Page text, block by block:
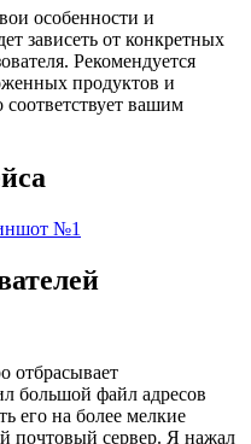
особенности и
зависеть от конкретных
Рекомендуется
продуктов и
вашим
отбрасывает
большой файл адресов
его на более мелкие
почтовый сервер. Я нажал